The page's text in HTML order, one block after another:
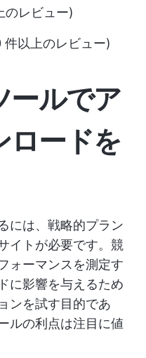
のレビュー)
以上のレビュー)
ールでア
ロードを
には、戦略的プラン
イトが必要です。競
ォーマンスを測定す
に影響を与えるため
ンを試す目的であ
ルの利点は注目に値